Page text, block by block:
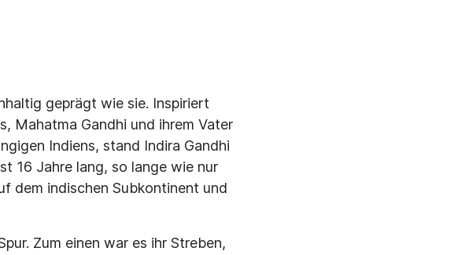
geprägt wie sie. Inspi­riert
Mahatma Gandhi und ihrem Vater
Indiens, stand Indira Gandhi
16 Jahre lang, so lange wie nur
dem indischen Subkontinent und
Zum einen war es ihr Streben,